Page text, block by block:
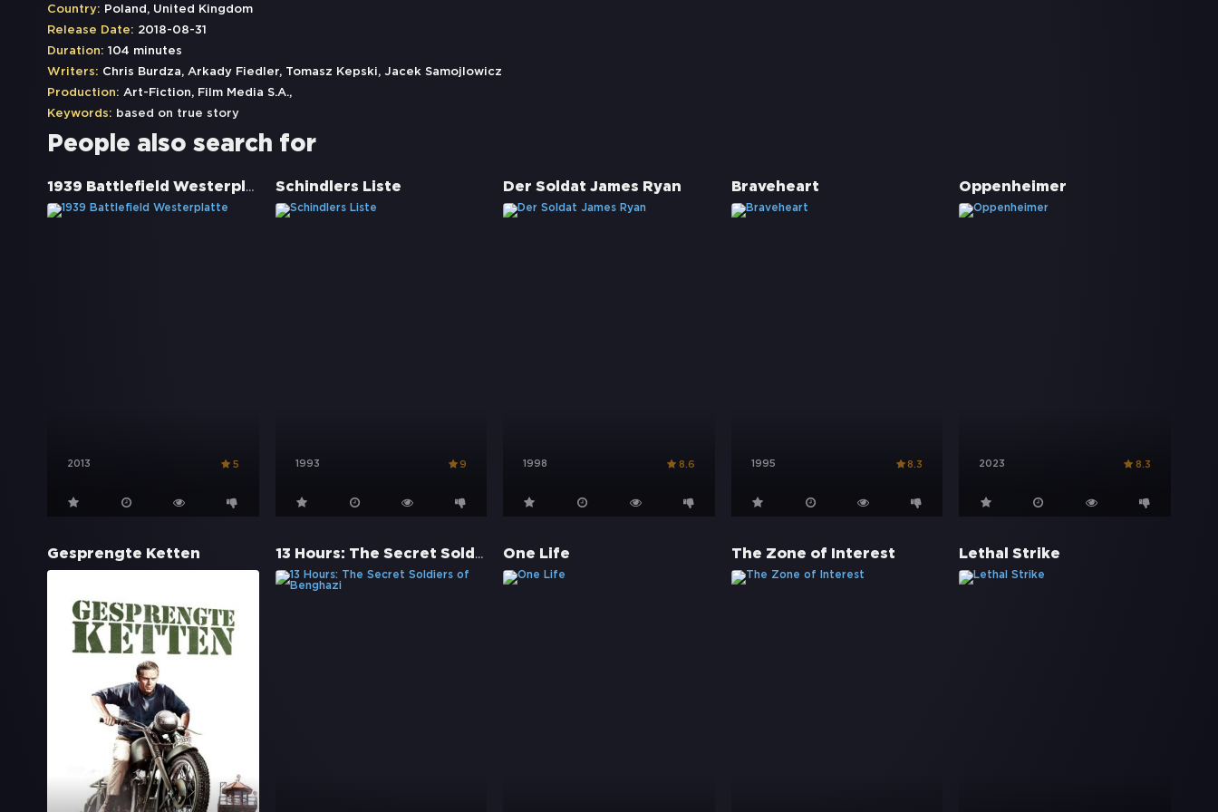
Country: Poland, United Kingdom
Release Date: 2018-08-31
Duration: 104 minutes
Writers: Chris Burdza, Arkady Fiedler, Tomasz Kepski, Jacek Samojlowicz
Production: Art-Fiction, Film Media S.A.,
Keywords: based on true story
People also search for
1939 Battlefield Westerplatte
2013 5
Schindlers Liste
1993 9
Der Soldat James Ryan
1998 8.6
Braveheart
1995 8.3
Oppenheimer
2023 8.3
Gesprengte Ketten 13 Hours: The Secret Soldiers of Benghazi One Life The Zone of Interest Lethal Strike